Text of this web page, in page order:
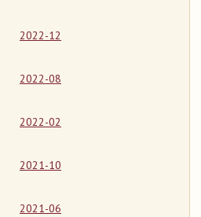
2022-12
2022-08
2022-02
2021-10
2021-06